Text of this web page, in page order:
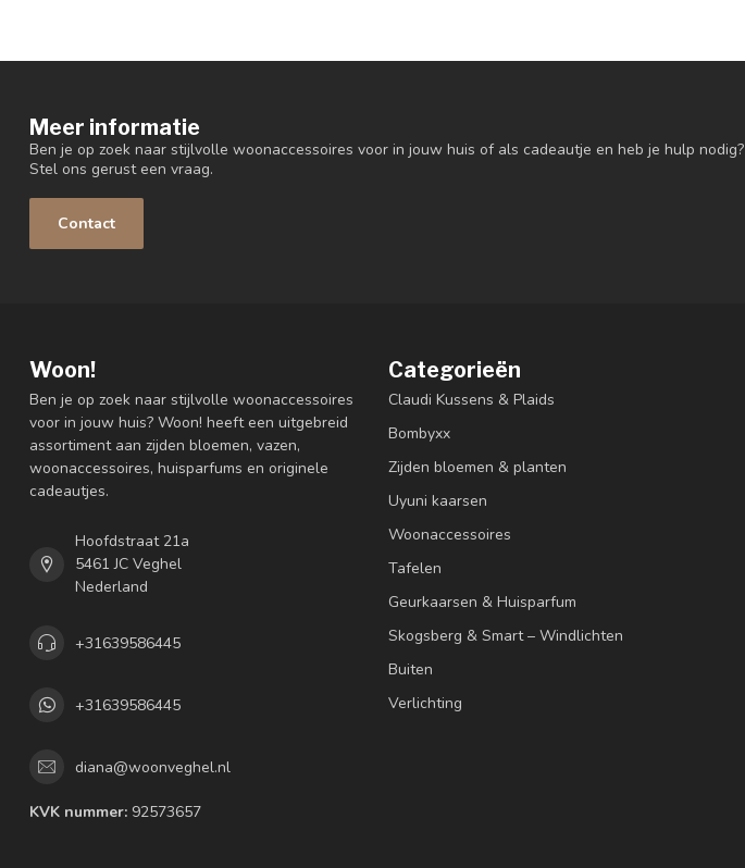
Meer informatie
Ben je op zoek naar stijlvolle woonaccessoires voor in jouw huis of als cadeautje en heb je hulp nodig?
Stel ons gerust een vraag.
Contact
Woon!
Ben je op zoek naar stijlvolle woonaccessoires
voor in jouw huis? Woon! heeft een uitgebreid
assortiment aan zijden bloemen, vazen,
woonaccessoires, huisparfums en originele
cadeautjes.
Hoofdstraat 21a
5461 JC Veghel
Nederland
+31639586445
+31639586445
diana@woonveghel.nl
KVK nummer: 92573657
Categorieën
Claudi Kussens & Plaids
Bombyxx
Zijden bloemen & planten
Uyuni kaarsen
Woonaccessoires
Tafelen
Geurkaarsen & Huisparfum
Skogsberg & Smart – Windlichten
Buiten
Verlichting